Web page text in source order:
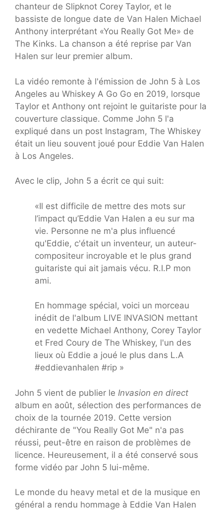
chanteur de Slipknot Corey Taylor, et le
bassiste de longue date de Van Halen Michael
Anthony interprétant «You Really Got Me» de
The Kinks. La chanson a été reprise par Van
Halen sur leur premier album.
La vidéo remonte à l'émission de John 5 à Los
Angeles au Whiskey A Go Go en 2019, lorsque
Taylor et Anthony ont rejoint le guitariste pour la
couverture classique. Comme John 5 l'a
expliqué dans un post Instagram, The Whiskey
était un lieu souvent joué pour Eddie Van Halen
à Los Angeles.
Avec le clip, John 5 a écrit ce qui suit:
«Il est difficile de mettre des mots sur
l’impact qu’Eddie Van Halen a eu sur ma
vie. Personne ne m'a plus influencé
qu'Eddie, c'était un inventeur, un auteur-
compositeur incroyable et le plus grand
guitariste qui ait jamais vécu. R.I.P mon
ami.
En hommage spécial, voici un morceau
inédit de l'album LIVE INVASION mettant
en vedette Michael Anthony, Corey Taylor
et Fred Coury de The Whiskey, l'un des
lieux où Eddie a joué le plus dans L.A
#eddievanhalen #rip »
John 5 vient de publier le Invasion en direct
album en août, sélection des performances de
choix de la tournée 2019. Cette version
déchirante de "You Really Got Me" n'a pas
réussi, peut-être en raison de problèmes de
licence. Heureusement, il a été conservé sous
forme vidéo par John 5 lui-même.
Le monde du heavy metal et de la musique en
général a rendu hommage à Eddie Van Halen